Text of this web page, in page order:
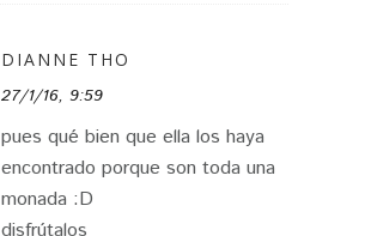
DIANNE THO
27/1/16, 9:59
pues qué bien que ella los haya
encontrado porque son toda una
monada :D
disfrútalos